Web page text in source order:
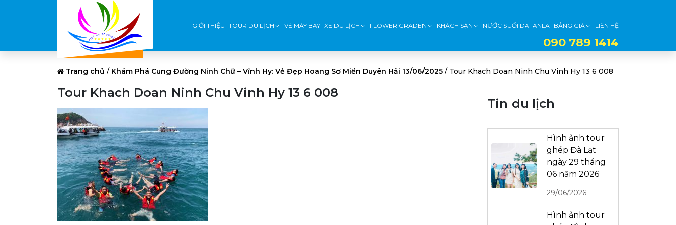
GIỚI THIỆU TOUR DU LỊCH VÉ MÁY BAY XE DU LỊCH FLOWER GRADEN KHÁCH SẠN NƯỚC SUỐI DATANLA BẢNG GIÁ LIÊN HỆ
090 789 1414
Trang chủ / Khám Phá Cung Đường Ninh Chữ – Vĩnh Hy: Vẻ Đẹp Hoang Sơ Miền Duyên Hải 13/06/2025 / Tour Khach Doan Ninh Chu Vinh Hy 13 6 008
Tour Khach Doan Ninh Chu Vinh Hy 13 6 008
Tin du lịch
Hình ảnh tour
ghép Đà Lạt
ngày 29 tháng
06 năm 2026
29/06/2026
Hình ảnh tour